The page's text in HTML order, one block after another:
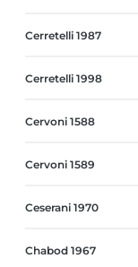
Cerretelli 1987
Cerretelli 1998
Cervoni 1588
Cervoni 1589
Ceserani 1970
Chabod 1967